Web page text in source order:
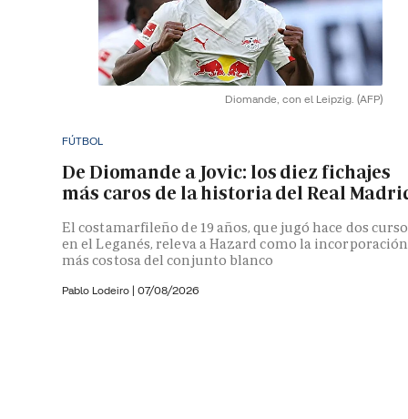
Diomande, con el Leipzig. (AFP)
FÚTBOL
De Diomande a Jovic: los diez fichajes
más caros de la historia del Real
El costamarfileño de 19 años, que jugó hace dos
en el Leganés, releva a Hazard como la incorporación
más costosa del conjunto blanco
Pablo Lodeiro | 07/08/2026